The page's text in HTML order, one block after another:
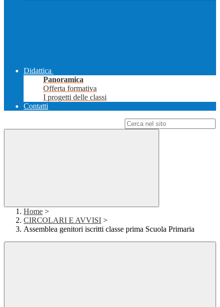
Didattica
Panoramica
Offerta formativa
I progetti delle classi
Contatti
Home >
CIRCOLARI E AVVISI >
Assemblea genitori iscritti classe prima Scuola Primaria